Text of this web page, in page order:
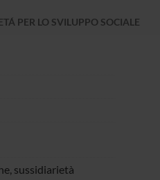
PER LO SVILUPPO SOCIALE
sussidiarietà